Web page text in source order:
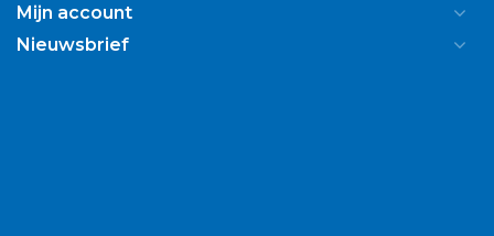
Mijn account
Nieuwsbrief